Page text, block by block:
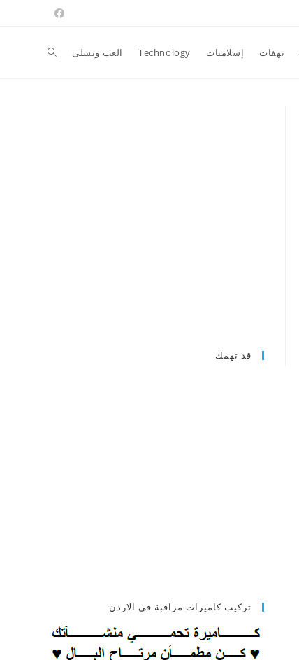
نهفات إسلاميات Technology العب وتسلى Toggle
قد تهمك
تركيب كاميرات مراقبة في الاردن